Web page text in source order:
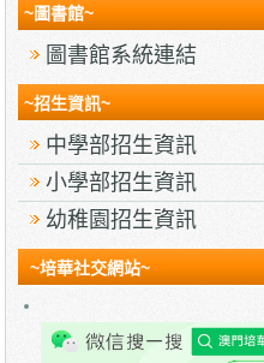
~圖書館~
圖書館系統連結
~招生資訊~
中學部招生資訊
小學部招生資訊
幼稚園招生資訊
~培華社交網站~